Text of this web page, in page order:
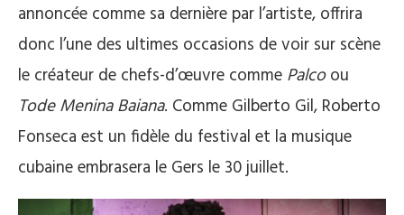
annoncée comme sa dernière par l’artiste, offrira
donc l’une des ultimes occasions de voir sur scène
le créateur de chefs-d’œuvre comme Palcoou
Tode Menina Baiana. Comme Gilberto Gil, Roberto
Fonseca est un fidèle du festival et la musique
cubaine embrasera le Gers le 30 juillet.